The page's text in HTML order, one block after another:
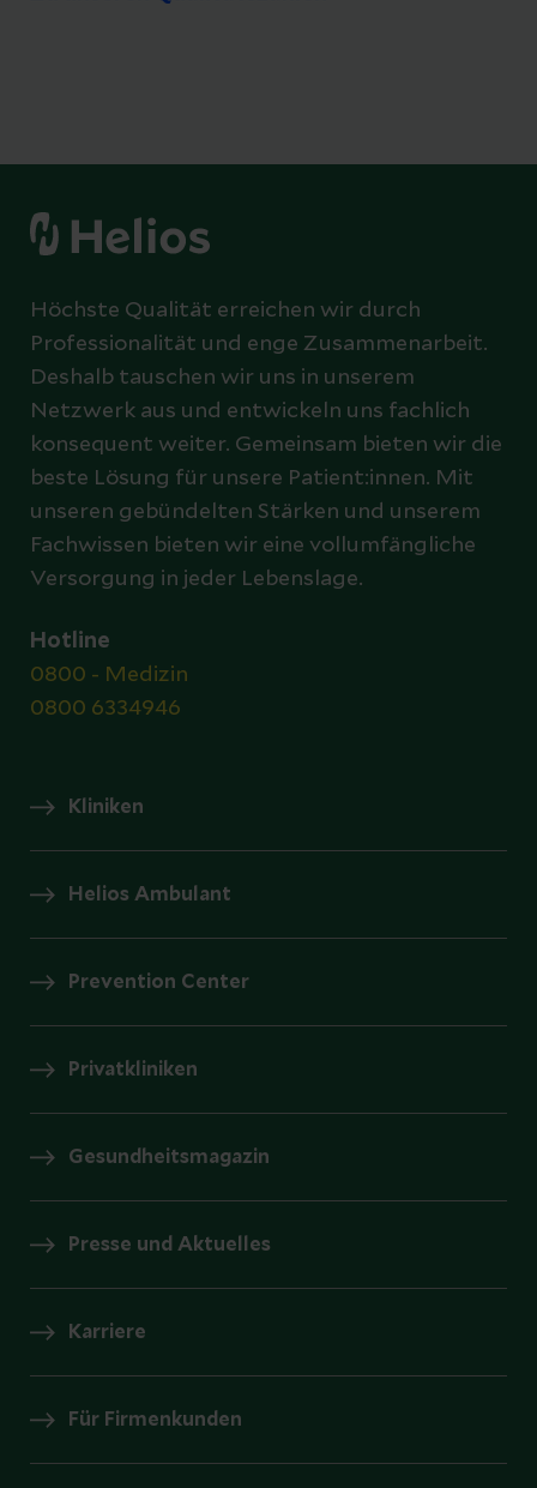
Höchste Qualität erreichen wir durch
Professionalität und enge Zusammenarbeit.
Deshalb tauschen wir uns in unserem
Netzwerk aus und entwickeln uns fachlich
konsequent weiter. Gemeinsam bieten wir die
beste Lösung für unsere Patient:innen. Mit
unseren gebündelten Stärken und unserem
Fachwissen bieten wir eine vollumfängliche
Versorgung in jeder Lebenslage.
Hotline
0800 - Medizin
0800 6334946
Kliniken
Helios Ambulant
Prevention Center
Privatkliniken
Gesundheitsmagazin
Presse und Aktuelles
Karriere
Für Firmenkunden